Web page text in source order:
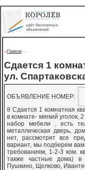
->Главная - -
Сдается 1
ул.
ОБЪЯВЛЕНИЕ НОМЕР:
8 Сдается 1 комнатная
в комнате- мягкий уголок,
набор мебели , есть
металлическая дверь,
нет, рассмотрят все
вариант, мы подберем
требованиям, 1-2-3 ком.
также частные дома)
Пушкино, Щелково,